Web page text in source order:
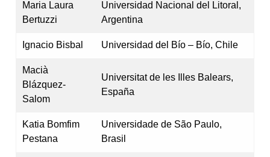
Maria Laura
Bertuzzi
Universidad Nacional del Litoral,
Argentina
Ignacio Bisbal Universidad del Bío – Bío, Chile
Macià
Blázquez-
Salom
Universitat de les Illes Balears,
España
Katia Bomfim
Pestana
Universidade de São Paulo,
Brasil